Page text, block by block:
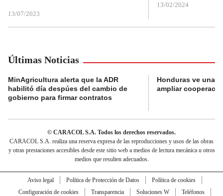
13/07/2023
13/02/2024
Últimas Noticias
MinAgricultura alerta que la ADR
habilitó día despúes del cambio de
gobierno para firmar contratos
Honduras ve una
ampliar
© CARACOL S.A. Todos los derechos reservados.
CARACOL S.A. realiza una reserva expresa de las reproducciones y usos de las obras
y otras prestaciones accesibles desde este sitio web a medios de lectura mecánica u otros
medios que resulten adecuados.
Aviso legal Política de Protección de Datos
Política de cookies
Configuración de cookies
Transparencia Soluciones W
Teléfonos